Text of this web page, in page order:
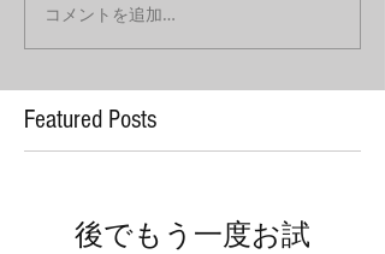
コメントを追加…
Featured Posts
後でもう一度お試